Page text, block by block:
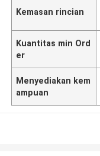
Kemasan rincian
Kuantitas min Ord
er
Menyediakan kem
ampuan